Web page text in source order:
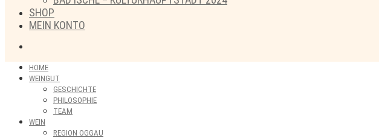
SHOP
MEIN KONTO
HOME
WEINGUT
GESCHICHTE
PHILOSOPHIE
TEAM
WEIN
REGION OGGAU